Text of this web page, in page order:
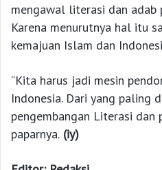
mengawal literasi dan adab
Karena menurutnya hal itu
kemajuan Islam dan
“Kita harus jadi mesin
Indonesia. Dari yang paling
pengembangan Literasi dan
paparnya. (iy)